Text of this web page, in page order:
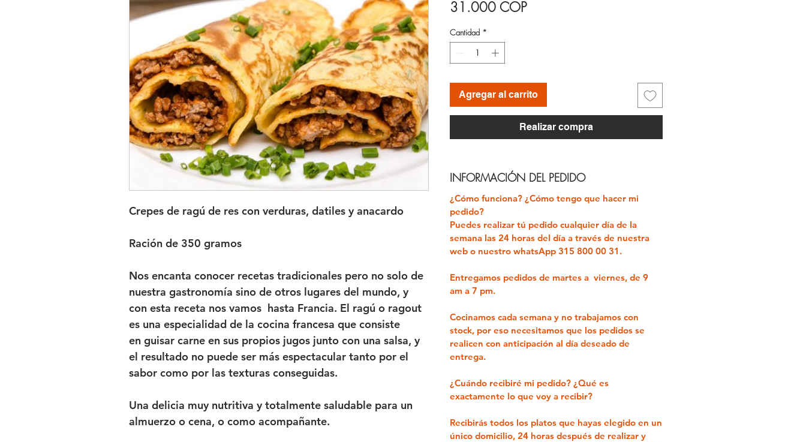
Crepes de ragú de res con verduras, datiles y anacardo
Ración de 350 gramos
Nos encanta conocer recetas tradicionales pero no solo de
nuestra gastronomía sino de otros lugares del mundo, y
con esta receta nos vamos hasta Francia. El ragú o ragout
es una especialidad de la cocina francesa que consiste
en guisar carne en sus propios jugos junto con una salsa, y
el resultado no puede ser más espectacular tanto por el
sabor como por las texturas conseguidas.
Una delicia muy nutritiva y totalmente saludable para un
almuerzo o cena, o como acompañante.
31.000 COPPrecio
Cantidad *
Agregar al carrito
Realizar compra
INFORMACIÓN DEL PEDIDO
¿Cómo funciona? ¿Cómo tengo que hacer mi
pedido?
Puedes realizar tú pedido cualquier día de la
semana las 24 horas del día a través de nuestra
web o nuestro whatsApp 315 800 00 31.
Entregamos pedidos de martes a viernes, de 9
am a 7 pm.
Cocinamos cada semana y no trabajamos con
stock, por eso necesitamos que los pedidos se
realicen con anticipación al día deseado de
entrega.
¿Cuándo recibiré mi pedido? ¿Qué es
exactamente lo que voy a recibir?
Recibirás todos los platos que hayas elegido en un
único domicilio, 24 horas después de realizar y